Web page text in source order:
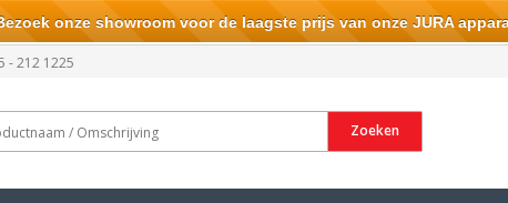
- 212 1225
Zoeken
onze showroom voor de laagste prijs van onze JURA